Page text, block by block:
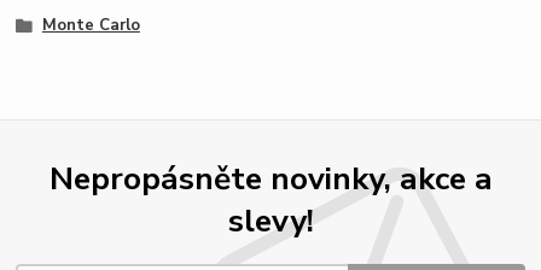
Monte Carlo
Nepropásněte novinky, akce a
slevy!